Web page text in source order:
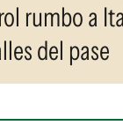
rumbo a
del pase